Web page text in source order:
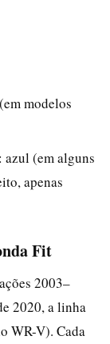
modelos
: azul (em alguns
apenas
Fit
2003–
2020, a linha
WR-V). Cada